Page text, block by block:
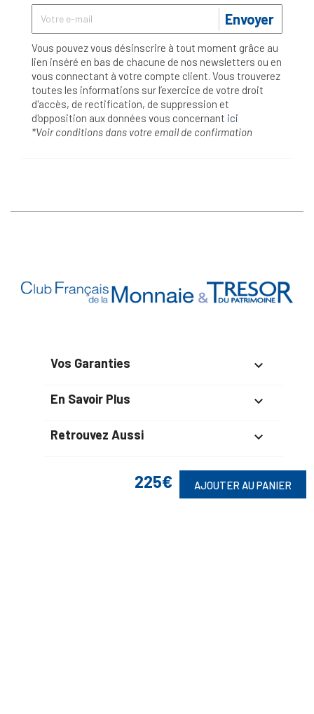
225€ AJOUTER AU PANIER
Envoyer
Vous pouvez vous désinscrire à tout moment grâce au
lien inséré en bas de chacune de nos newsletters ou en
vous connectant à votre compte client. Vous trouverez
toutes les informations sur l’exercice de votre droit
d'accès, de rectification, de suppression et
d'opposition aux données vous concernant ici
*Voir conditions dans votre email de confirmation
Vos Garanties 
En Savoir Plus 
Retrouvez Aussi 